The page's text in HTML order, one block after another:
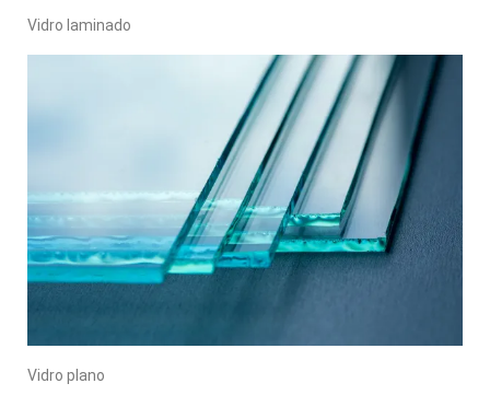
Vidro laminado
Vidro plano